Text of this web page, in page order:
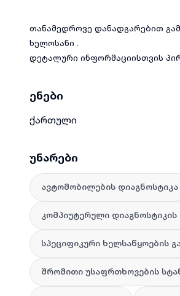
თანამედროვე დანადგარებით
ხელოსანი .
დეტალური ინფორმაციისთვის
ენები
ქართული
უნარები
ავტომობილების დიაგნოსტიკა
კომპიუტერული
სპეციფიკური ხელსაწყოების
შრომითი უსაფრთხოვების